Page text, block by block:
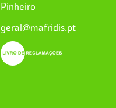
Pinheiro
geral@mafridis.pt